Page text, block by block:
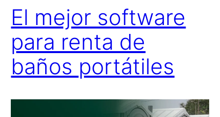
El mejor software
para renta de
baños portátiles